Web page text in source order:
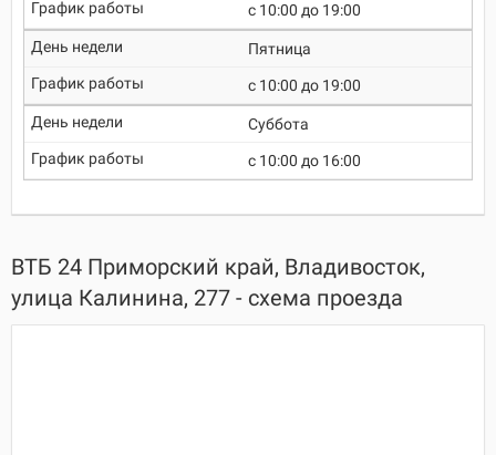
c 10:00 до 19:00
Пятница
c 10:00 до 19:00
Суббота
c 10:00 до 16:00
ВТБ 24 Приморский край, Владивосток,
улица Калинина, 277 - схема проезда